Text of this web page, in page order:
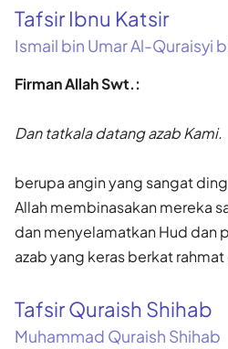
Tafsir Ibnu Katsir
Ismail bin Umar Al-Quraisyi
Firman Allah Swt.:
Dan tatkala datang azab Kami.
berupa angin yang sangat
Allah membinasakan mereka
dan menyelamatkan Hud dan
azab yang keras berkat
Tafsir Quraish Shihab
Muhammad Quraish Shihab